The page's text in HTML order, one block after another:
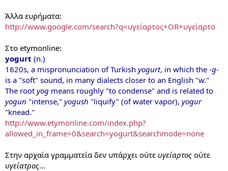
Άλλα ευρήματα:
http://www.google.com/search?q=υγείαρτος+OR+υγείαρτο
Στο etymonline:
yogurt (n.)
1620s, a mispronunciation of Turkish yogurt, in which the -g-
is a "soft" sound, in many dialects closer to an English "w."
The root yog means roughly "to condense" and is related to
yogun "intense," yogush "liquify" (of water vapor), yogur
"knead."
http://www.etymonline.com/index.php?
allowed_in_frame=0&search=yogurt&searchmode=none
Στην αρχαία γραμματεία δεν υπάρχει ούτε υγείαρτος ούτε
υγείατρος...